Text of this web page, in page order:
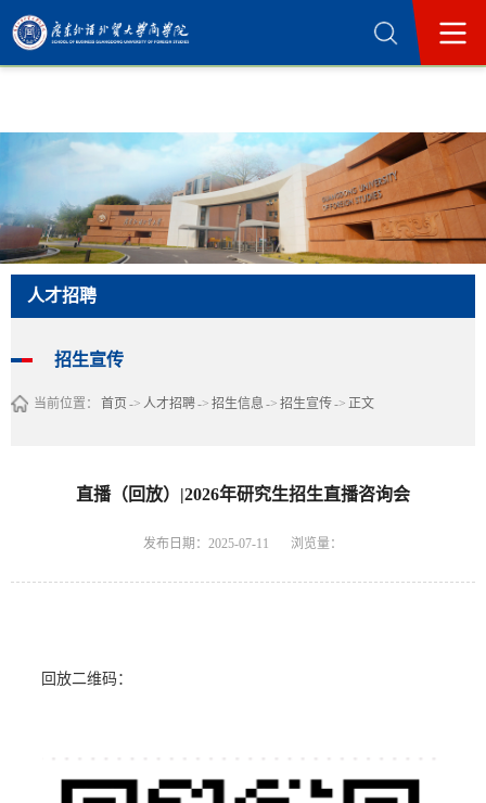
365英国上市公司(集团)官方网站-Official
人才招聘
招生宣传
当前位置： 首页 -> 人才招聘-> 招生信息 -> 招生宣传-> 正文
直播（回放）|2026年研究生招生直播咨询会
发布日期：2025-07-11 浏览量：
回放二维码：